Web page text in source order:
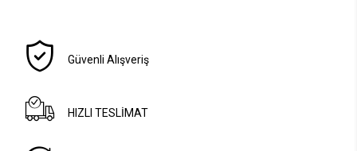
Güvenli Alışveriş
HIZLI TESLİMAT